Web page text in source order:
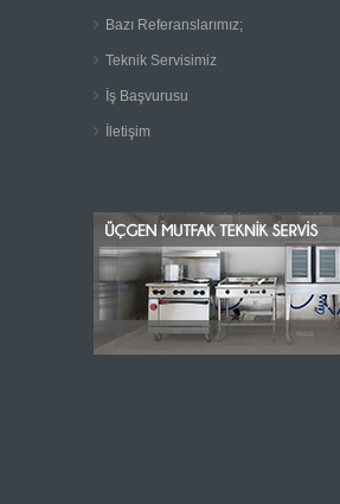
Bazı Referanslarımız;
Teknik Servisimiz
İş Başvurusu
İletişim